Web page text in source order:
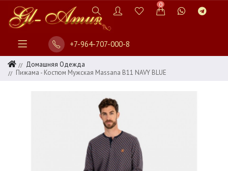
0
+7-964-707-000-8
Домашняя Одежда
Пижама - Костюм Мужская Massana B11 NAVY BLUE